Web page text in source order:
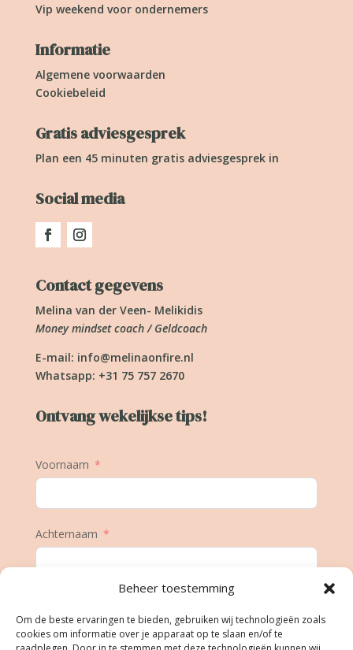
Beheer toestemming
Om de beste ervaringen te bieden, gebruiken wij technologieën zoals
cookies om informatie over je apparaat op te slaan en/of te
Vip weekend voor ondernemers
Informatie
Algemene voorwaarden
Cookiebeleid
Gratis adviesgesprek
Plan een 45 minuten gratis adviesgesprek in
Social media
Contact gegevens
Melina van der Veen- Melikidis
Money mindset coach / Geldcoach
E-mail: info@melinaonfire.nl
Whatsapp: +31 75 757 2670
Ontvang wekelijkse tips!
Voornaam
Achternaam